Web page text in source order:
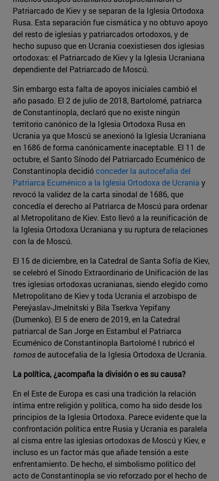
Patriarcado de Kiev y se separan de la Iglesia Ortodoxa
Rusa. Esta separación fue cismática y no obtuvo apoyo
del resto de iglesias y patriarcados ortodoxos, y de
hecho supuso que en Ucrania coexistiesen dos iglesias
ortodoxas: el Patriarcado de Kiev y la Iglesia Ucraniana
dependiente del Patriarcado de Moscú.
Sin embargo esta falta de apoyos iniciales cambió el
año pasado. El 2 de julio de 2018, Bartolomé, patriarca
de Constantinopla, declaró que no existe ningún
territorio canónico de la Iglesia Ortodoxa Rusa en
Ucrania ya que Moscú se anexionó la Iglesia Ucraniana
en 1686 de forma canónicamente inaceptable. El 11 de
octubre, el Santo Sínodo del Patriarcado Ecuménico de
Constantinopla decidióconceder la autocefalia del
Patriarca Ecuménico a la Iglesia Ortodoxa de Ucrania y
revocó la validez de la carta sinodal de 1686, que
concedía el derecho al Patriarca de Moscú para ordenar
al Metropolitano de Kiev. Esto llevó a la reunificación de
la Iglesia Ortodoxa Ucraniana y su ruptura de relaciones
con la de Moscú.
El 15 de diciembre, en la Catedral de Santa Sofía de Kiev,
se celebró el Sínodo Extraordinario de Unificación de las
tres iglesias ortodoxas ucranianas, siendo elegido como
Metropolitano de Kiev y toda Ucrania el arzobispo de
Pereýaslav-Jmelnitski y Bila Tserkva Yepifany
(Dumenko). El 5 de enero de 2019, en la Catedral
patriarcal de San Jorge en Estambul el Patriarca
Ecuménico de Constantinopla Bartolomé I rubricó el
tomosde autocefalia de la Iglesia Ortodoxa de Ucrania.
La política, ¿acompaña la división o es su causa?
En el Este de Europa es casi una tradición la relación
íntima entre religión y política, como ha sido desde los
principios de la Iglesia Ortodoxa. Parece evidente que la
confrontación política entre Rusia y Ucrania es paralela
al cisma entre las iglesias ortodoxas de Moscú y Kiev, e
incluso es un factor más que añade tensión a este
enfrentamiento. De hecho, el simbolismo político del
acto de Constantinopla se vio reforzado por el hecho de